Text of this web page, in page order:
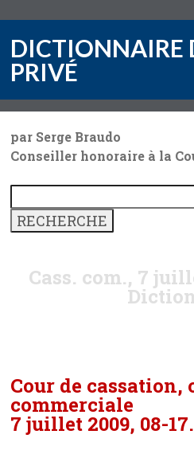
DICTIONNAIRE
PRIVÉ
par Serge Braudo
Conseiller honoraire à la
Cass. com., 7
Cour de cassation,
commerciale
7 juillet 2009, 08-